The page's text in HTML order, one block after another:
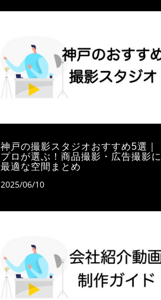
神戸の撮影スタジオおすすめ5選｜
プロが選ぶ！商品撮影・広告撮影に
最適な空間まとめ
2025/06/10